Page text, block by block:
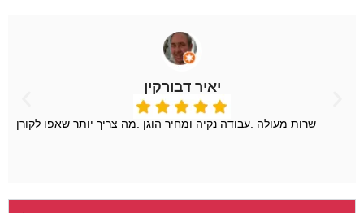
יאיר דבורקין
שרות מעולה .עבודה נקיה ומחיר הוגן .מה צריך יותר שאפו לקורן